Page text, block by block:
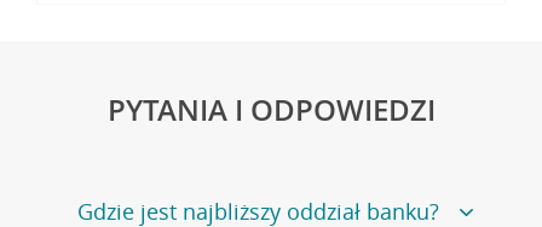
PYTANIA I ODPOWIEDZI
Gdzie jest najbliższy oddział banku?